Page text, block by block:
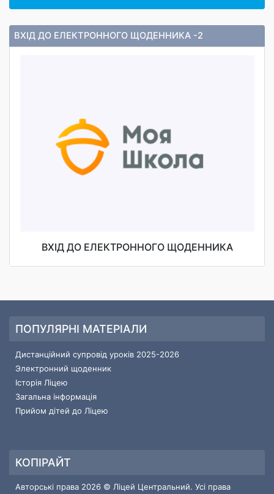
ВХІД ДО ЕЛЕКТРОННОГО ЩОДЕННИКА -2
ВХІД ДО ЕЛЕКТРОННОГО ЩОДЕННИКА
ПОПУЛЯРНІ МАТЕРІАЛИ
Дистанційний супровід уроків 2025-2026
Электронний щоденник
Історія Ліцею
Загальна інформація
Прийом дітей до Ліцею
КОПІРАЙТ
Авторські права 2026 © Ліцей Центральний. Усі права